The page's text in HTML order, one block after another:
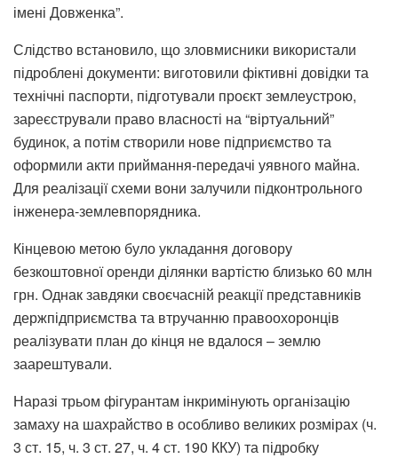
імені Довженка”.
Слідство встановило, що зловмисники використали
підроблені документи: виготовили фіктивні довідки та
технічні паспорти, підготували проєкт землеустрою,
зареєстрували право власності на “віртуальний”
будинок, а потім створили нове підприємство та
оформили акти приймання-передачі уявного майна.
Для реалізації схеми вони залучили підконтрольного
інженера-землевпорядника.
Кінцевою метою було укладання договору
безкоштовної оренди ділянки вартістю близько 60 млн
грн. Однак завдяки своєчасній реакції представників
держпідприємства та втручанню правоохоронців
реалізувати план до кінця не вдалося – землю
заарештували.
Наразі трьом фігурантам інкримінують організацію
замаху на шахрайство в особливо великих розмірах (ч.
3 ст. 15, ч. 3 ст. 27, ч. 4 ст. 190 ККУ) та підробку